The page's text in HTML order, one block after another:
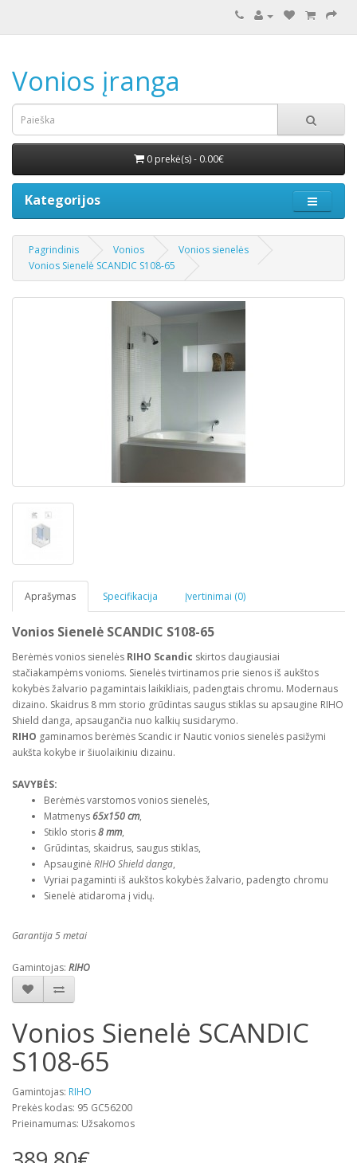
Vonios įranga
0 prekė(s) - 0.00€
Kategorijos
Pagrindinis Vonios
Vonios sienelės
Vonios Sienelė SCANDIC S108-65
Aprašymas Specifikacija Įvertinimai (0)
Vonios Sienelė SCANDIC S108-65
Berėmės vonios sienelės RIHO Scandic skirtos daugiausiai
stačiakampėms vonioms. Sienelės tvirtinamos prie sienos iš aukštos
kokybės žalvario pagamintais laikikliais, padengtais chromu. Modernaus
dizaino. Skaidrus 8 mm storio grūdintas saugus stiklas su apsaugine RIHO
Shield danga, apsaugančia nuo kalkių susidarymo.
RIHO gaminamos berėmės Scandic ir Nautic vonios sienelės pasižymi
aukšta kokybe ir šiuolaikiniu dizainu.
SAVYBĖS:
Berėmės varstomos vonios sienelės,
Matmenys65x150 cm,
Stiklo storis8 mm,
Grūdintas, skaidrus, saugus stiklas,
Apsauginė RIHO Shield danga,
Vyriai pagaminti iš aukštos kokybės žalvario, padengto chromu
Sienelė atidaroma į vidų.
Garantija 5 metai
Gamintojas: RIHO
Vonios Sienelė SCANDIC
S108-65
Gamintojas: RIHO
Prekės kodas: 95 GC56200
Prieinamumas: Užsakomos